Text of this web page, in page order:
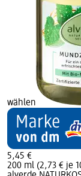
wählen
5,45 €
200 ml (2,73 € je